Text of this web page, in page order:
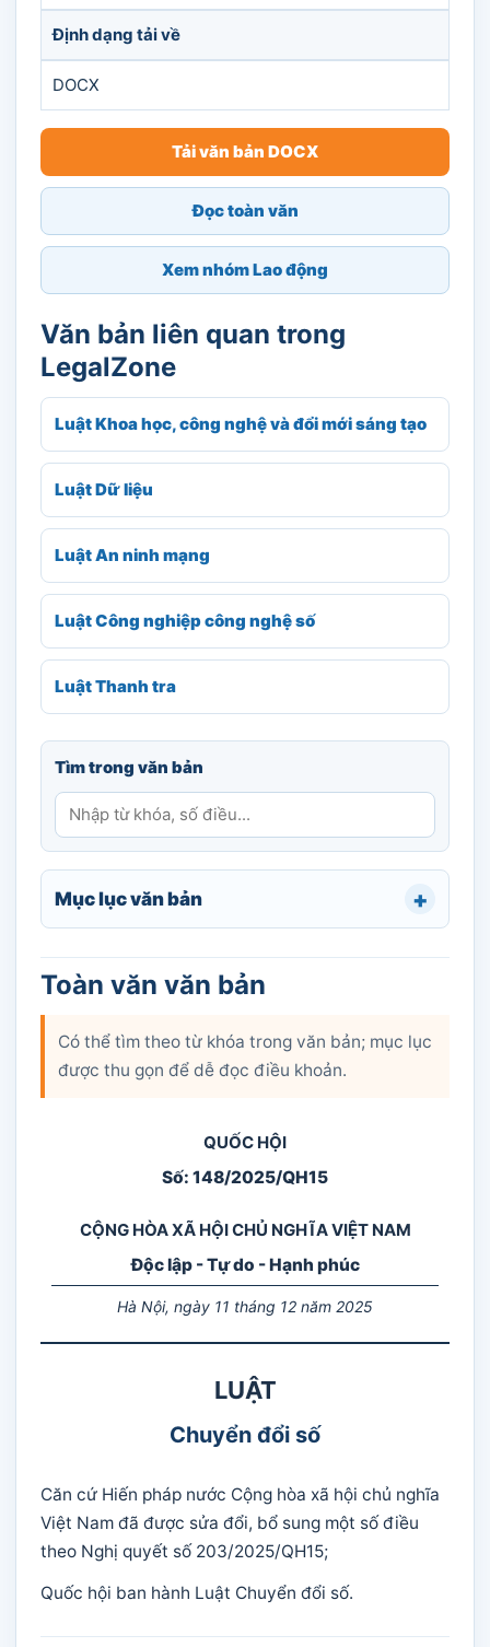
Định dạng tải về
DOCX
Tải văn bản DOCX
Đọc toàn văn
Xem nhóm Lao động
Văn bản liên quan trong
LegalZone
Luật Khoa học, công nghệ và đổi mới sáng tạo
Luật Dữ liệu
Luật An ninh mạng
Luật Công nghiệp công nghệ số
Luật Thanh tra
Tìm trong văn bản
Mục lục văn bản
Toàn văn văn bản
Có thể tìm theo từ khóa trong văn bản; mục lục
được thu gọn để dễ đọc điều khoản.
QUỐC HỘI
Số: 148/2025/QH15
CỘNG HÒA XÃ HỘI CHỦ NGHĨA VIỆT NAM
Độc lập - Tự do - Hạnh phúc
Hà Nội, ngày 11 tháng 12 năm 2025
LUẬT
Chuyển đổi số
Căn cứ Hiến pháp nước Cộng hòa xã hội chủ nghĩa
Việt Nam đã được sửa đổi, bổ sung một số điều
theo Nghị quyết số 203/2025/QH15;
Quốc hội ban hành Luật Chuyển đổi số.